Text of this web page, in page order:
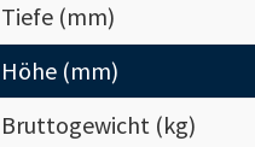
Tiefe (mm)
Höhe (mm)
Bruttogewicht (kg)